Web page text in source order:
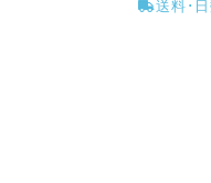
送料･日